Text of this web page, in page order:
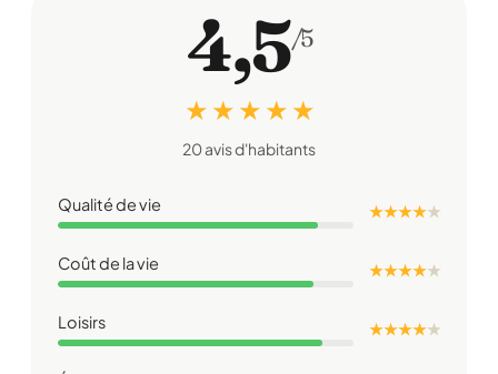
4,5/5
★ ★ ★ ★ ★
20 avis d'habitants
Qualité de vie ★ ★ ★ ★★
Coût de la vie ★ ★ ★ ★★
Loisirs ★ ★ ★ ★★